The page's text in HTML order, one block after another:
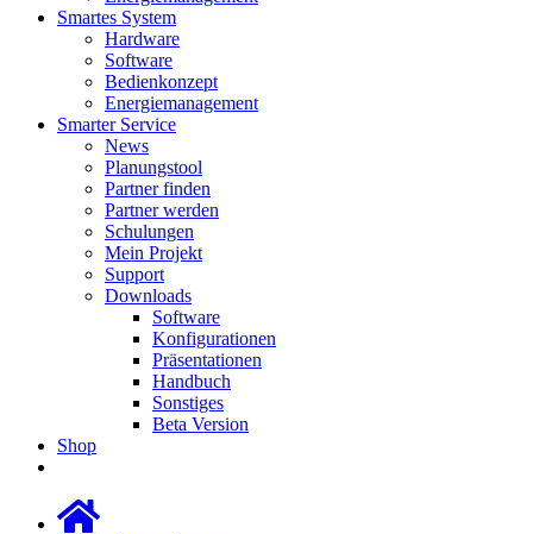
Smartes System
Hardware
Software
Bedienkonzept
Energiemanagement
Smarter Service
News
Planungstool
Partner finden
Partner werden
Schulungen
Mein Projekt
Support
Downloads
Software
Konfigurationen
Präsentationen
Handbuch
Sonstiges
Beta Version
Shop